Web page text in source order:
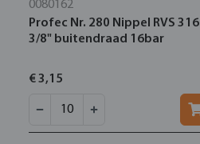
0080162
Profec Nr. 280 Nippel RVS 316
3/8" buitendraad 16bar
€ 3,15